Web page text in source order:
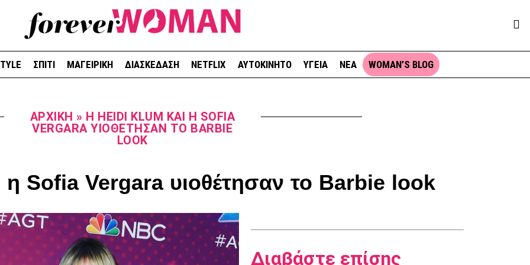
ΣΠΙΤΙ ΜΑΓΕΙΡΙΚΗ ΔΙΑΣΚΕΔΑΣΗ NETFLIX ΑΥΤΟΚΙΝΗΤΟ ΥΓΕΙΑ ΝΕΑ WOMAN’S BLOG
ΑΡΧΙΚΉ » Η HEIDI KLUM ΚΑΙ Η SOFIA
VERGARA ΥΙΟΘΈΤΗΣΑΝ ΤΟ BARBIE
LOOK
Sofia Vergara υιοθέτησαν το Barbie look
Διαβάστε επίσης